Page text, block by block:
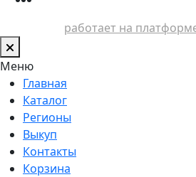
работает на
Меню
Главная
Каталог
Регионы
Выкуп
Контакты
Корзина